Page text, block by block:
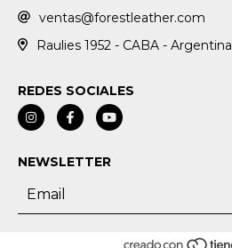
ventas@forestleather.com
Raulies 1952 - CABA - Argentina
REDES SOCIALES
NEWSLETTER